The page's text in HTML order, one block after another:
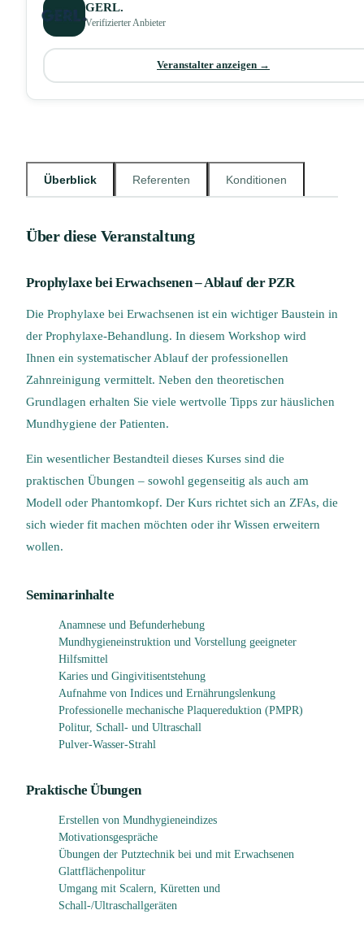
Überblick Referenten Konditionen
Über diese Veranstaltung
Prophylaxe bei Erwachsenen – Ablauf der PZR
Die Prophylaxe bei Erwachsenen ist ein wichtiger Baustein in
der Prophylaxe-Behandlung. In diesem Workshop wird
Ihnen ein systematischer Ablauf der professionellen
Zahnreinigung vermittelt. Neben den theoretischen
Grundlagen erhalten Sie viele wertvolle Tipps zur häuslichen
Mundhygiene der Patienten.
Ein wesentlicher Bestandteil dieses Kurses sind die
praktischen Übungen – sowohl gegenseitig als auch am
Modell oder Phantomkopf. Der Kurs richtet sich an ZFAs, die
sich wieder fit machen möchten oder ihr Wissen erweitern
wollen.
Seminarinhalte
Anamnese und Befunderhebung
Mundhygieneinstruktion und Vorstellung geeigneter
Hilfsmittel
Karies und Gingivitisentstehung
Aufnahme von Indices und Ernährungslenkung
Professionelle mechanische Plaquereduktion (PMPR)
Politur, Schall- und Ultraschall
Pulver-Wasser-Strahl
Praktische Übungen
Erstellen von Mundhygieneindizes
Motivationsgespräche
Übungen der Putztechnik bei und mit Erwachsenen
Glattflächenpolitur
Umgang mit Scalern, Küretten und
Schall-/Ultraschallgeräten
GERL.
Verifizierter Anbieter
Veranstalter anzeigen →